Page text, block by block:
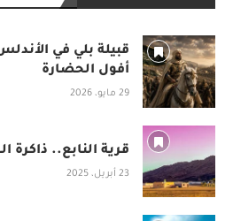
قبيلة بلي في
أفول الحضارة
29 مايو، 2026
قرية النابع.. ذاكرة
23 أبريل، 2025